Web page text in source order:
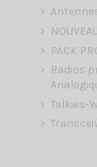
PACK
Radios
Talkies-